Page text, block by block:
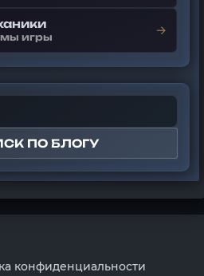
игры →
ПО БЛОГУ
конфиденциальности